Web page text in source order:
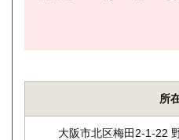
所
大阪市北区梅田2-1-22